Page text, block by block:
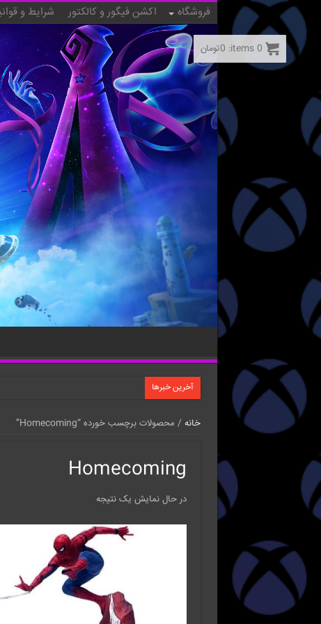
فروشگاه اکشن فیگور و کالکتور شرایط و
آخرین خبرها
خانه / محصولات برچسب خورده “Homecoming”
Homecoming
در حال نمایش یک نتیجه
0
items:
0تومان